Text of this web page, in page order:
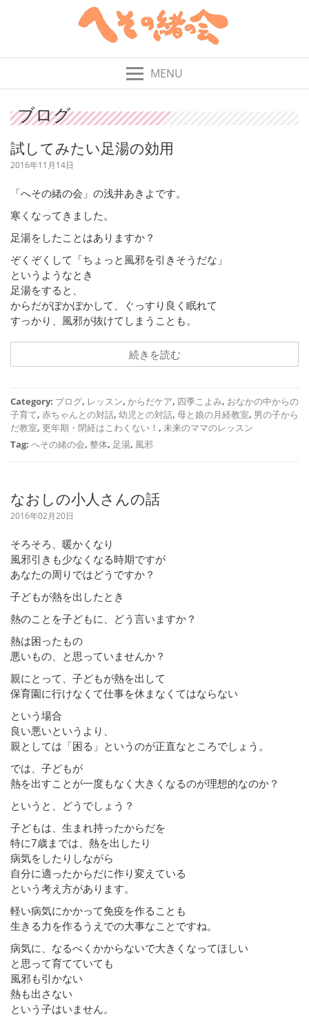
MENU
ブログ
試してみたい足湯の効用
2016年11月14日
「へその緒の会」の浅井あきよです。
寒くなってきました。
足湯をしたことはありますか？
ぞくぞくして「ちょっと風邪を引きそうだな」
というようなとき
足湯をすると、
からだがぽかぽかして、ぐっすり良く眠れて
すっかり、風邪が抜けてしまうことも。
続きを読む
Category: ブログ, レッスン, からだケア, 四季こよみ, おなかの中からの
子育て, 赤ちゃんとの対話, 幼児との対話, 母と娘の月経教室, 男の子から
だ教室, 更年期・閉経はこわくない！ , 未来のママのレッスン
Tag: へその緒の会, 整体, 足湯, 風邪
なおしの小人さんの話
2016年02月20日
そろそろ、暖かくなり
風邪引きも少なくなる時期ですが
あなたの周りではどうですか？
子どもが熱を出したとき
熱のことを子どもに、どう言いますか？
熱は困ったもの
悪いもの、と思っていませんか？
親にとって、子どもが熱を出して
保育園に行けなくて仕事を休まなくてはならない
という場合
良い悪いというより、
親としては「困る」というのが正直なところでしょう。
では、子どもが
熱を出すことが一度もなく大きくなるのが理想的なのか？
というと、どうでしょう？
子どもは、生まれ持ったからだを
特に7歳までは、熱を出したり
病気をしたりしながら
自分に適ったからだに作り変えている
という考え方があります。
軽い病気にかかって免疫を作ることも
生きる力を作るうえでの大事なことですね。
病気に、なるべくかからないで大きくなってほしい
と思って育てていても
風邪も引かない
熱も出さない
という子はいません。